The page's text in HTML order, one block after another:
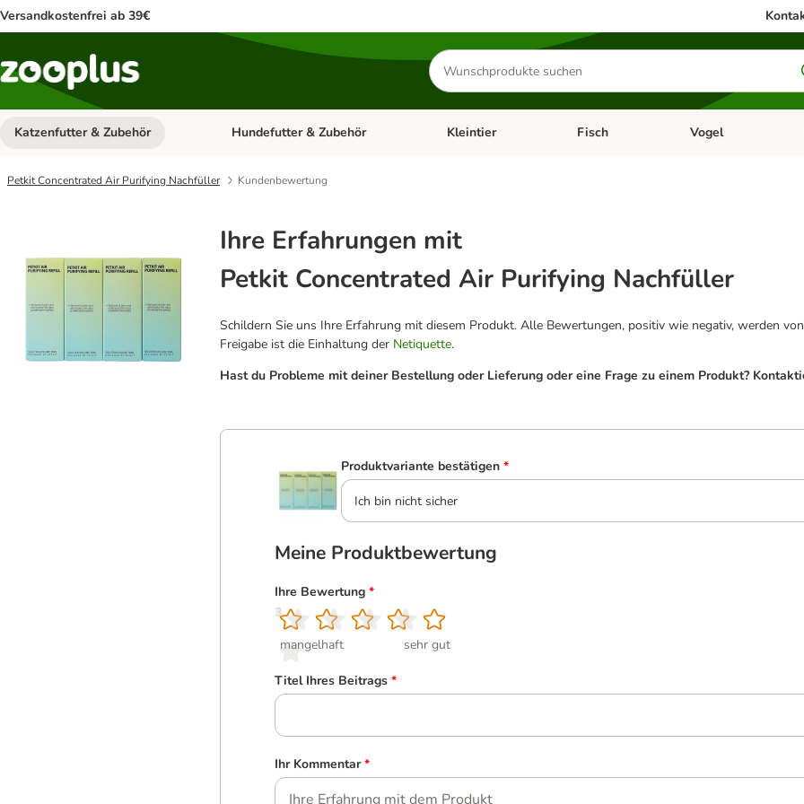
Versandkostenfrei ab 39€
Produkte
suchen
Katzenfutter & Zubehör Kategorie-Menü öffnen: Katzenfutter & Zubehör
Hundefutter & Zubehör Kategorie-Menü öffnen: Hundefutter & Zubehör
Kleintier Kategorie-Menü öffnen: Kleintier
Fisch Kategorie-Menü
Vogel
Petkit Concentrated Air Purifying Nachfüller Kundenbewertung
Ihre Erfahrungen mit
Petkit Concentrated Air Purifying Nachfüller
Schildern Sie uns Ihre Erfahrung mit diesem Produkt. Alle Bewertungen, positiv wie negativ, werden
Freigabe ist die Einhaltung der Netiquette.
Hast du Probleme mit deiner Bestellung oder Lieferung oder eine Frage zu einem Produkt?
Produktvariante bestätigen *
Ich bin nicht sicher
Meine Produktbewertung
Ihre Bewertung *
1
mangelhaft
2
3
4
5
sehr gut
Titel Ihres Beitrags *
Ihr Kommentar *